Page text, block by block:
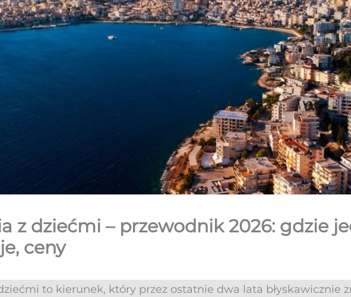
z dziećmi – przewodnik 2026: gdzie
ceny
to kierunek, który przez ostatnie dwa lata błyskawicznie